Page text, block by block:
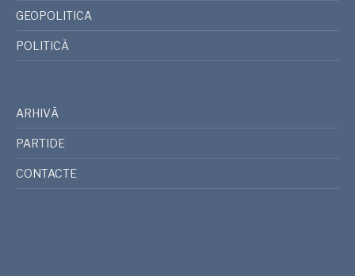
GEOPOLITICA
POLITICĂ
ARHIVĂ
PARTIDE
CONTACTE